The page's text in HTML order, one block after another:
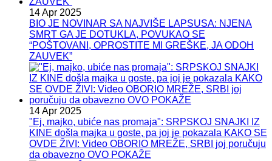
14 Apr 2025
BIO JE NOVINAR SA NAJVIŠE LAPSUSA: NJENA
SMRT GA JE DOTUKLA, POVUKAO SE
“POŠTOVANI, OPROSTITE MI GREŠKE, JA ODOH
ZAUVEK”
14 Apr 2025
"Ej, majko, ubiće nas promaja": SRPSKOJ SNAJKI IZ
KINE došla majka u goste, pa joj je pokazala KAKO SE
OVDE ŽIVI: Video OBORIO MREŽE, SRBI joj poručuju
da obavezno OVO POKAŽE